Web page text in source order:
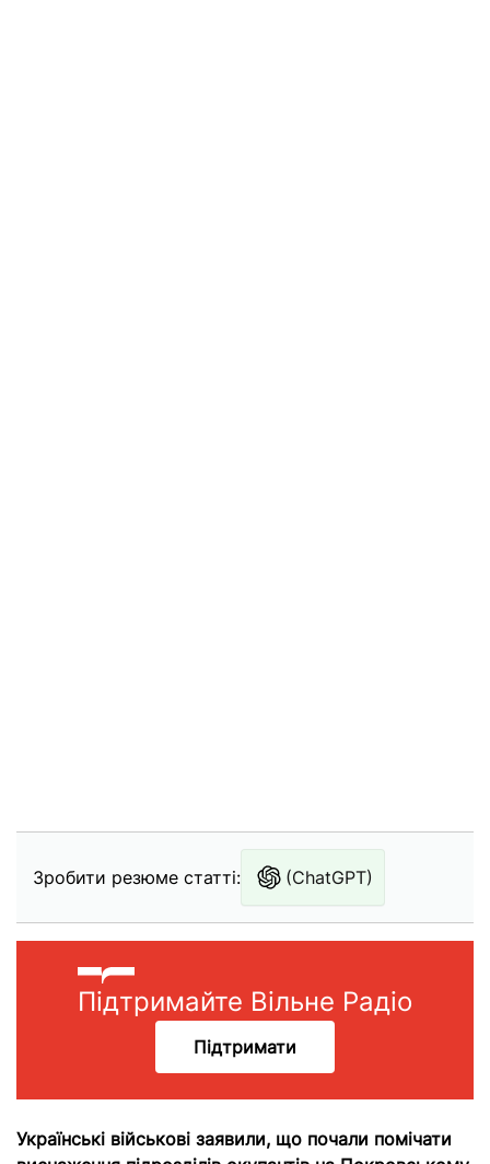
Зробити резюме статті: (ChatGPT)
Підтримайте Вільне Радіо
Підтримати
Українські військові заявили, що почали помічати